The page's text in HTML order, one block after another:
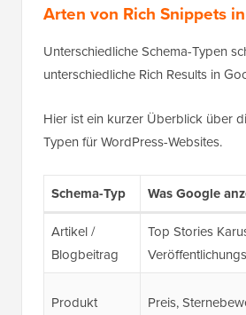
Arten von Rich Snippets
Unterschiedliche Schema-Typen
unterschiedliche Rich Results in
Hier ist ein kurzer Überblick über
Typen für WordPress-Websites.
Schema-Typ Was Google
Artikel /
Blogbeitrag
Top Stories
Produkt Preis,